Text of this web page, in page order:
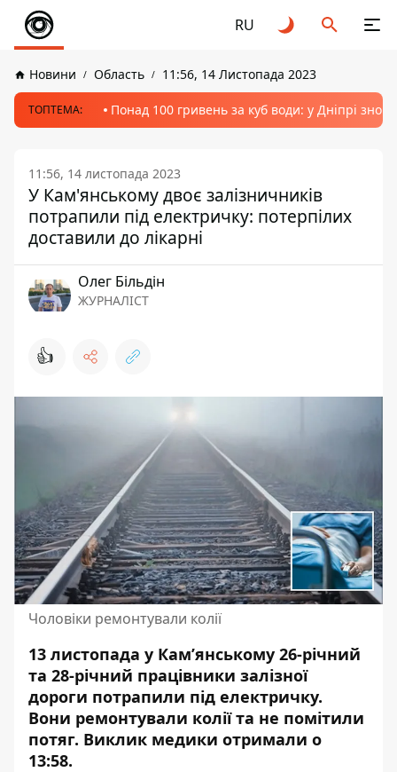
RU
Новини Область 11:56, 14 Листопада 2023
ТОПТЕМА: Понад 100 гривень за куб води: у Дніпрі
11:56, 14 листопада 2023
У Кам'янському двоє залізничників
потрапили під електричку: потерпілих
доставили до лікарні
Олег Більдін
ЖУРНАЛІСТ
👍
Чоловіки ремонтували колії
13 листопада у Кам’янському 26-річний
та 28-річний працівники залізної
дороги потрапили під електричку.
Вони ремонтували колії та не помітили
потяг. Виклик медики отримали о
13:58.